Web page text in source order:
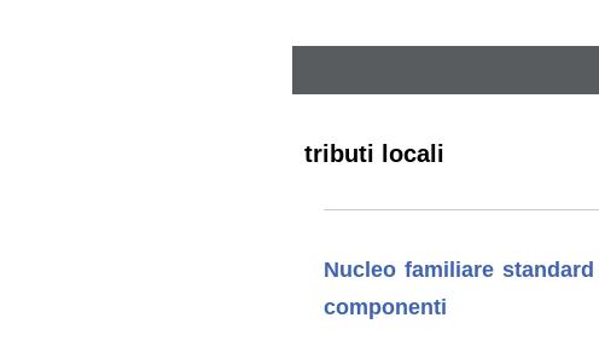
tributi locali
Nucleo familiare
componenti